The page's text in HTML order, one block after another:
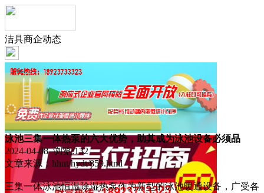
洁具商企动态
泳池三集一体热泵的六大优势，助其成为泳池设备必须品
2024-04-08 浏览:132
文章来源：hhnt/hydt/859.html
三集一体泳池恒温除湿热泵作为新型的泳池暖通设备，广受各